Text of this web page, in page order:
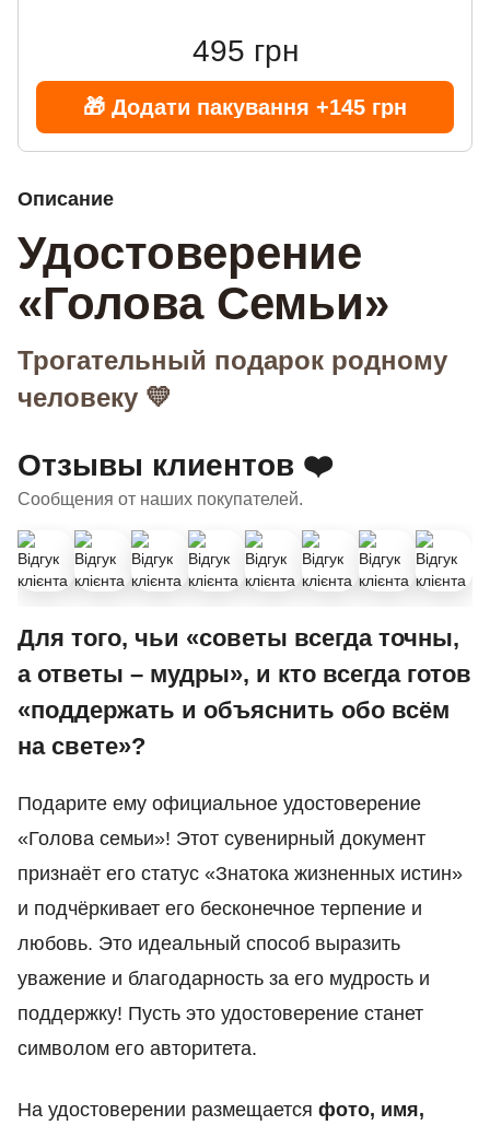
495 грн
Описание
Удостоверение
«Голова Семьи»
Трогательный подарок родному
человеку 💛
Отзывы клиентов ❤️
Сообщения от наших покупателей.
Для того, чьи «советы всегда точны,
а ответы – мудры», и кто всегда готов
«поддержать и объяснить обо всём
на свете»?
Подарите ему официальное удостоверение
«Голова семьи»! Этот сувенирный документ
признаёт его статус «Знатока жизненных истин»
и подчёркивает его бесконечное терпение и
любовь. Это идеальный способ выразить
уважение и благодарность за его мудрость и
поддержку! Пусть это удостоверение станет
символом его авторитета.
На удостоверении размещается фото, имя,